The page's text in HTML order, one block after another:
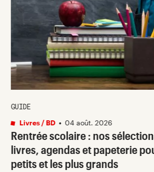
Rentrée scolaire : nos
livres, agendas et papeterie
petits et les plus grands
GUIDE
Livres / BD • 04 août. 2026